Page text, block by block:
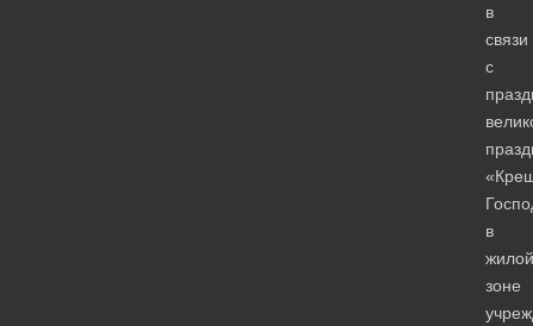
в
связи
с
в
жилой
зоне